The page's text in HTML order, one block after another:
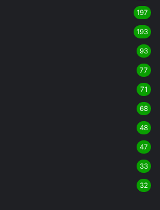
197
193
93
77
71
68
48
47
33
32